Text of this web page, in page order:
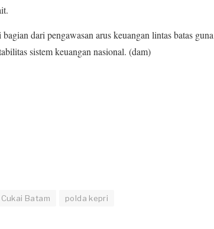
dari pengawasan arus keuangan lintas batas
sistem keuangan nasional. (dam)
Batam polda kepri